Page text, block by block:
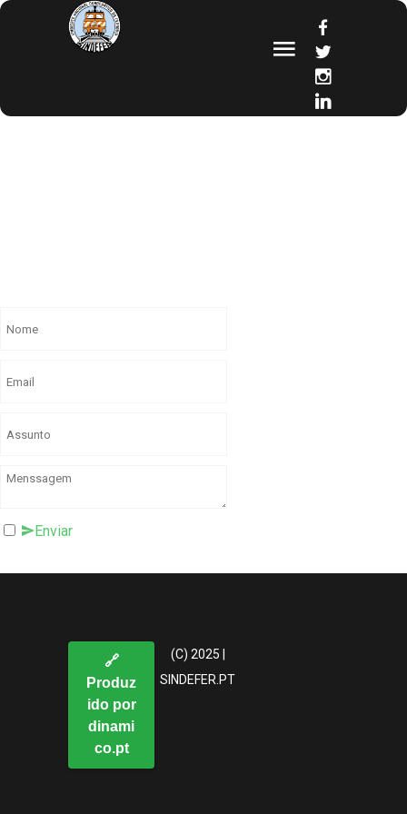
Enviar
🔗
Produz
ido por
dinami
co.pt
(C) 2025 |
SINDEFER.PT